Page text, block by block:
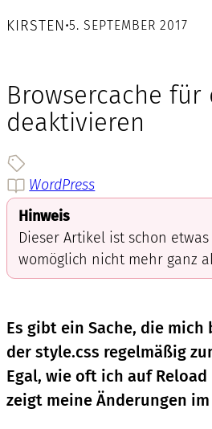
KIRSTEN•5. SEPTEMBER 2017
Browsercache für
deaktivieren
WordPress
Hinweis
Dieser Artikel ist schon
womöglich nicht mehr ganz
Es gibt ein Sache, die
der style.css regelmäßig
Egal, wie oft ich auf
zeigt meine Änderungen im